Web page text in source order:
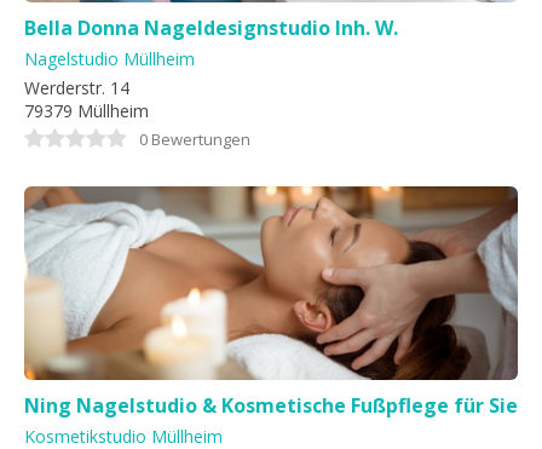
Bella Donna Nageldesignstudio Inh. W.
Weitemeier
Nagelstudio Müllheim
Werderstr. 14
79379 Müllheim
0 Bewertungen
Ning Nagelstudio & Kosmetische Fußpflege für Sie
& Ihn
Kosmetikstudio Müllheim